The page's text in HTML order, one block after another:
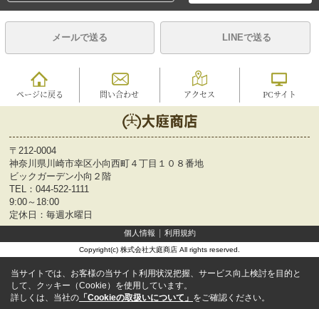
メールで送る LINEで送る
ページに戻る 問い合わせ アクセス PCサイト
〒212-0004
神奈川県川崎市幸区小向西町４丁目１０８番地
ビックガーデン小向２階
TEL： 044-522-1111
9:00～18:00
定休日：毎週水曜日
個人情報 利用規約
Copyright(c) 株式会社大庭商店 All rights reserved.
当サイトでは、お客様の当サイト利用状況把握、サービス向上検討を目的と
して、クッキー（Cookie）を使用しています。
詳しくは、当社の 「Cookieの取扱いについて」 をご確認ください。